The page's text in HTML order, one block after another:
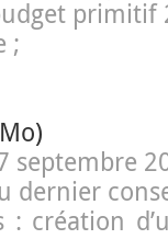
primitif
;
septembre
dernier
: création